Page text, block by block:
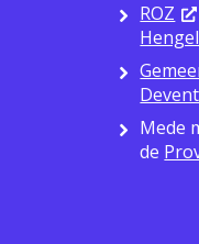
ROZ
Mede
de